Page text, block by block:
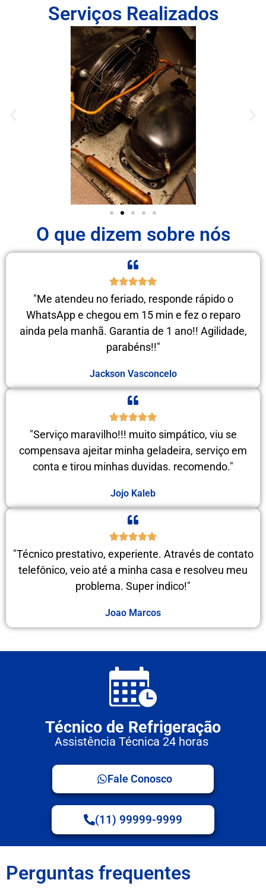
Serviços Realizados
O que dizem sobre nós
"Me atendeu no feriado, responde rápido o
WhatsApp e chegou em 15 min e fez o reparo
ainda pela manhã. Garantia de 1 ano!! Agilidade,
parabéns!!"
Jackson Vasconcelo
"Serviço maravilho!!! muito simpático, viu se
compensava ajeitar minha geladeira, serviço em
conta e tirou minhas duvidas. recomendo."
Jojo Kaleb
"Técnico prestativo, experiente. Através de contato
telefônico, veio até a minha casa e resolveu meu
problema. Super indico!"
Joao Marcos
Técnico de Refrigeração
Assistência Técnica 24 horas
Fale Conosco
(11) 99999-9999
Perguntas frequentes